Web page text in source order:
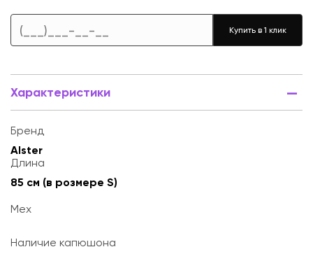
Купить в 1 клик
Характеристики
Бренд
Alster
Длина
85 см (в розмере S)
Мех
Наличие капюшона